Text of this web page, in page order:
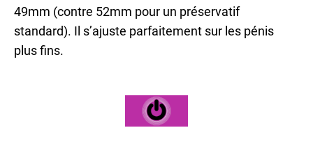
49mm (contre 52mm pour un préservatif
standard). Il s’ajuste parfaitement sur les pénis
plus fins.